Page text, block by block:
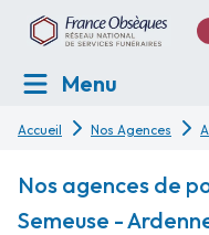
Menu
Accueil Nos Agences
Nos agences de
Semeuse -